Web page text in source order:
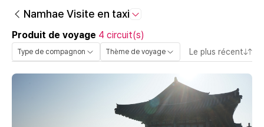
Namhae Visite en taxi
Produit de voyage 4 circuit(s)
Type de compagnon Thème de voyage Le plus récent